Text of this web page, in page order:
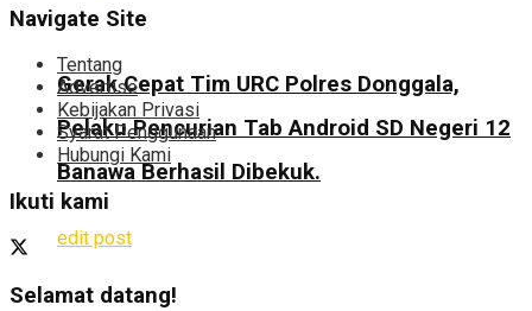
Gerak Cepat Tim URC Polres Donggala,
Pelaku Pencurian Tab Android SD Negeri 12
Banawa Berhasil Dibekuk.
edit post
Navigate Site
Tentang
Advertise
Kebijakan Privasi
Syarat Penggunaan
Hubungi Kami
Ikuti kami
Selamat datang!